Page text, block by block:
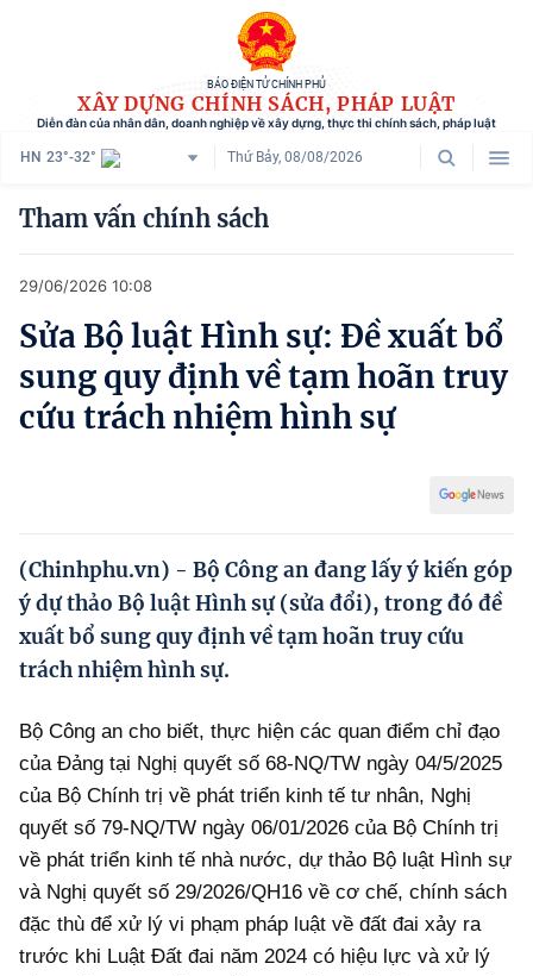
BÁO ĐIỆN TỬ CHÍNH PHỦ
XÂY DỰNG CHÍNH SÁCH, PHÁP LUẬT
Diễn đàn của nhân dân, doanh nghiệp về xây dựng, thực thi chính sách, pháp luật
HN 23°-32° Thứ Bảy, 08/08/2026
Danh mục
Tham vấn chính sách
Người dân góp ý
Phát triển kinh tế tư nhân và doanh nghiệp dân tộc
Ocop và chuỗi giá trị Nông sản
Doanh nghiệp dân tộc
Khác
Video
Photo
Tham vấn chính sách
29/06/2026 10:08
Sửa Bộ luật Hình sự: Đề xuất bổ
sung quy định về tạm hoãn truy
cứu trách nhiệm hình sự
(Chinhphu.vn) - Bộ Công an đang lấy ý kiến góp
ý dự thảo Bộ luật Hình sự (sửa đổi), trong đó đề
xuất bổ sung quy định về tạm hoãn truy cứu
trách nhiệm hình sự.
Bộ Công an cho biết, thực hiện các quan điểm chỉ đạo
của Đảng tại Nghị quyết số 68-NQ/TW ngày 04/5/2025
của Bộ Chính trị về phát triển kinh tế tư nhân, Nghị
quyết số 79-NQ/TW ngày 06/01/2026 của Bộ Chính trị
về phát triển kinh tế nhà nước, dự thảo Bộ luật Hình sự
và Nghị quyết số 29/2026/QH16 về cơ chế, chính sách
đặc thù để xử lý vi phạm pháp luật về đất đai xảy ra
trước khi Luật Đất đai năm 2024 có hiệu lực và xử lý